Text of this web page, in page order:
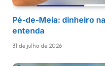
Pé-de-Meia: dinheiro
entenda
31 de julho de 2026